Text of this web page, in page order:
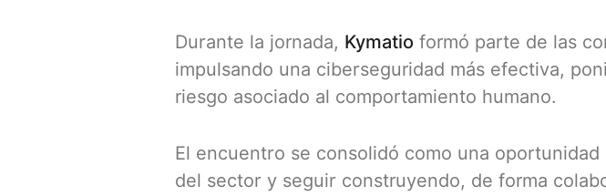
Durante la jornada, Kymatio formó parte de las
impulsando una ciberseguridad más efectiva,
riesgo asociado al comportamiento humano.
El encuentro se consolidó como una
del sector y seguir construyendo, de forma